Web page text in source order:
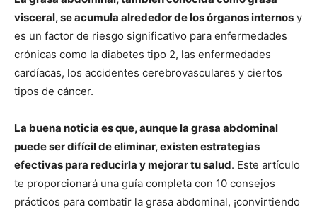
visceral, se acumula alrededor de los órganos internos y
es un factor de riesgo significativo para enfermedades
crónicas como la diabetes tipo 2, las enfermedades
cardíacas, los accidentes cerebrovasculares y ciertos
tipos de cáncer.
La buena noticia es que, aunque la grasa abdominal
puede ser difícil de eliminar, existen estrategias
efectivas para reducirla y mejorar tu salud. Este artículo
te proporcionará una guía completa con 10 consejos
prácticos para combatir la grasa abdominal, ¡convirtiendo